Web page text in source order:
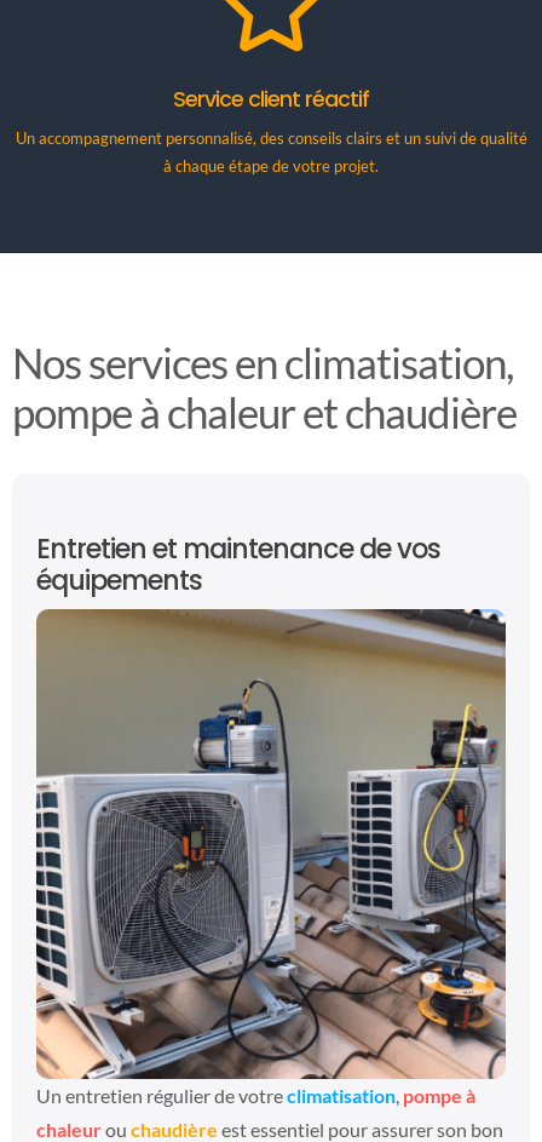
Service client réactif
Un accompagnement personnalisé, des conseils clairs et un suivi de qualité
à chaque étape de votre projet.
Nos services en climatisation,
pompe à chaleur et chaudière
Entretien et maintenance de vos
équipements
Un entretien régulier de votreclimatisation, pompe à
chaleurou chaudière est essentiel pour assurer son bon